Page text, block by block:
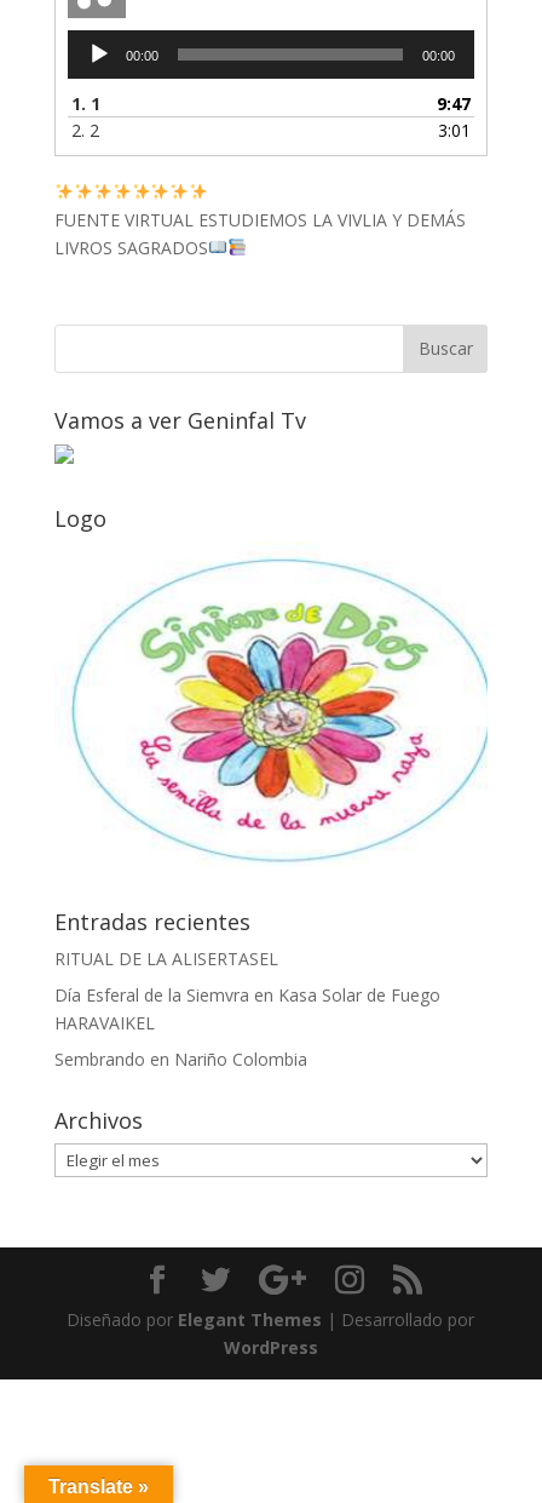
Reproductor
00:00 00:00
1. 1
9:47
2. 2 3:01
FUENTE VIRTUAL ESTUDIEMOS LA VIVLIA Y DEMÁS
LIVROS SAGRADOS
Vamos a ver Geninfal Tv
Logo
Entradas recientes
RITUAL DE LA ALISERTASEL
Día Esferal de la Siemvra en Kasa Solar de Fuego
HARAVAIKEL
Sembrando en Nariño Colombia
Archivos
Archivos
Diseñado por Elegant Themes | Desarrollado por
WordPress
Translate »